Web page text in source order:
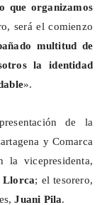
que organizamos
será el comienzo
multitud de
la identidad
».
de la
y Comarca
la vicepresidenta,
Llorca; el tesorero,
Juani Pila.